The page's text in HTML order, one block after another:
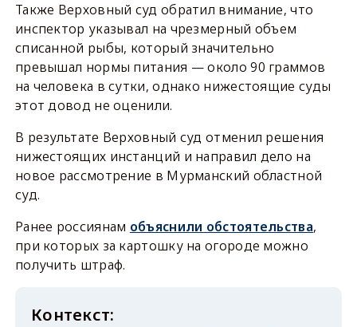
Также Верховный суд обратил внимание, что
инспектор указывал на чрезмерный объем
списанной рыбы, который значительно
превышал нормы питания — около 90 граммов
на человека в сутки, однако нижестоящие суды
этот довод не оценили.
В результате Верховный суд отменил решения
нижестоящих инстанций и направил дело на
новое рассмотрение в Мурманский областной
суд.
Ранее россиянам объяснили обстоятельства,
при которых за картошку на огороде можно
получить штраф.